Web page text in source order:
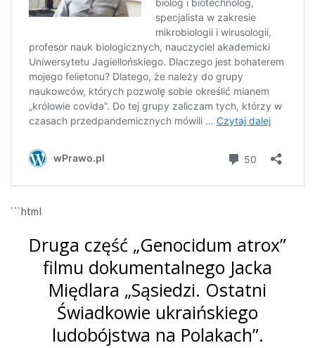
```html
Druga część „Genocidum atrox”
filmu dokumentalnego Jacka
Międlara „Sąsiedzi. Ostatni
Świadkowie ukraińskiego
ludobójstwa na Polakach”.